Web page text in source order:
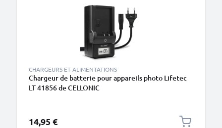
CHARGEURS ET ALIMENTATIONS
Chargeur de batterie pour appareils photo Lifetec
LT 41856 de CELLONIC
14,95 €